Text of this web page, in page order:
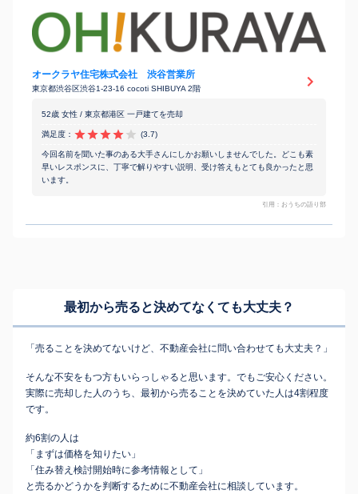
オークラヤ住宅株式会社 渋谷営業所
東京都渋谷区渋谷1-23-16 cocoti SHIBUYA 2階
52歳 女性 / 東京都港区 一戸建てを売却
満足度： (3.7)
今回名前を聞いた事のある大手さんにしかお願いしませんでした。どこも素
早いレスポンスに、丁寧で解りやすい説明、受け答えもとても良かったと思
います。
引用：おうちの語り部
最初から売ると決めてなくても大丈夫？
「売ることを決めてないけど、不動産会社に問い合わせても大丈夫？」
そんな不安をもつ方もいらっしゃると思います。でもご安心ください。
実際に売却した人のうち、最初から売ることを決めていた人は4割程度
です。
約6割の人は
「まずは価格を知りたい」
「住み替え検討開始時に参考情報として」
と売るかどうかを判断するために不動産会社に相談しています。